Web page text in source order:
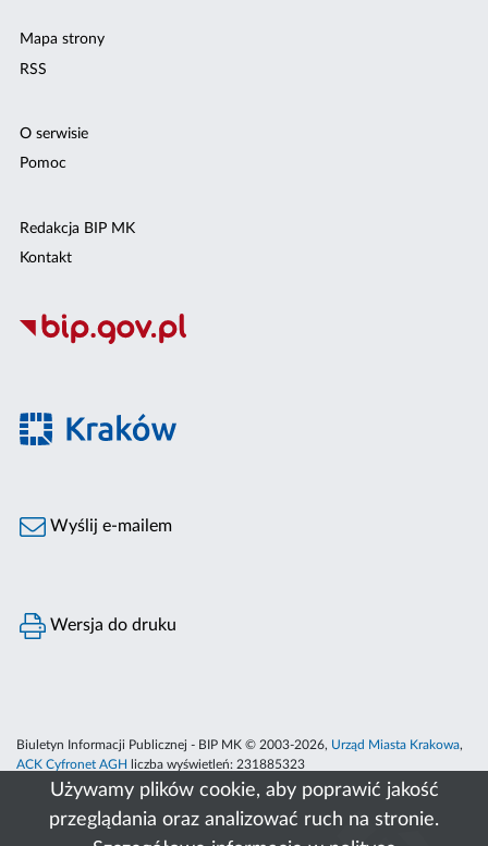
Używamy plików cookie, aby poprawić jakość
przeglądania oraz analizować ruch na stronie.
Mapa strony
RSS
O serwisie
Pomoc
Redakcja BIP MK
Kontakt
Wyślij e-mailem
Wersja do druku
Biuletyn Informacji Publicznej - BIP MK © 2003-2026, Urząd Miasta Krakowa,
ACK Cyfronet AGH
liczba wyświetleń: 231885323